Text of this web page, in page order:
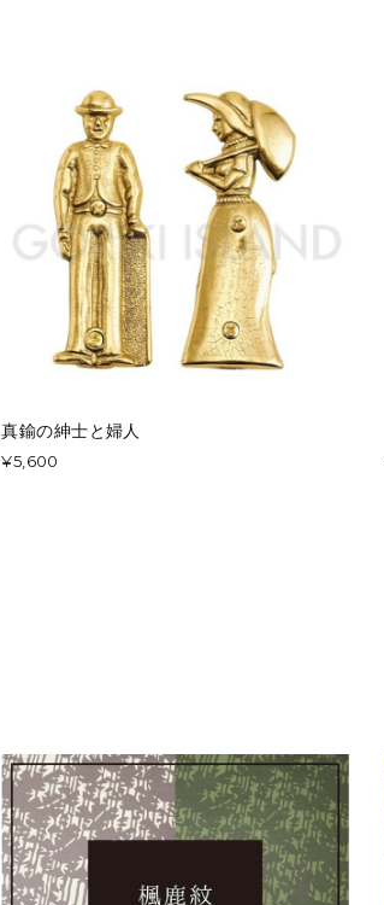
真鍮の紳士と婦人
¥5,600